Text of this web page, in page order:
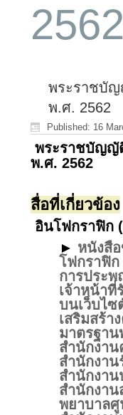
2562
พระราชบัญ
พ.ศ. 2562
Published: 16
พระราชบัญญั
พ.ศ. 2562
สื่อที่เกี่ยวข้อง
อินโฟกราฟิก
► หนังสื
โฟกราฟิ
การประ
เจ้าหน้าที่
บนเว็บไซ
เสริมสร้า
มาตรฐาน
สำนักงา
สำนักงา
สำนักงา
สำนักงา
พยาบาลศู